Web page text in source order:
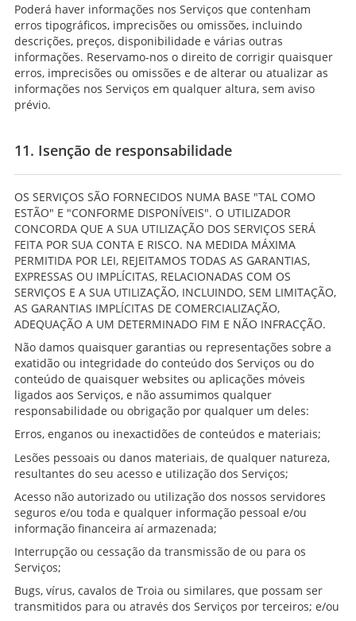
Poderá haver informações nos Serviços que contenham
erros tipográficos, imprecisões ou omissões, incluindo
descrições, preços, disponibilidade e várias outras
informações. Reservamo-nos o direito de corrigir quaisquer
erros, imprecisões ou omissões e de alterar ou atualizar as
informações nos Serviços em qualquer altura, sem aviso
prévio.
11. Isenção de responsabilidade
OS SERVIÇOS SÃO FORNECIDOS NUMA BASE "TAL COMO
ESTÃO" E "CONFORME DISPONÍVEIS". O UTILIZADOR
CONCORDA QUE A SUA UTILIZAÇÃO DOS SERVIÇOS SERÁ
FEITA POR SUA CONTA E RISCO. NA MEDIDA MÁXIMA
PERMITIDA POR LEI, REJEITAMOS TODAS AS GARANTIAS,
EXPRESSAS OU IMPLÍCITAS, RELACIONADAS COM OS
SERVIÇOS E A SUA UTILIZAÇÃO, INCLUINDO, SEM LIMITAÇÃO,
AS GARANTIAS IMPLÍCITAS DE COMERCIALIZAÇÃO,
ADEQUAÇÃO A UM DETERMINADO FIM E NÃO INFRACÇÃO.
Não damos quaisquer garantias ou representações sobre a
exatidão ou integridade do conteúdo dos Serviços ou do
conteúdo de quaisquer websites ou aplicações móveis
ligados aos Serviços, e não assumimos qualquer
responsabilidade ou obrigação por qualquer um deles:
Erros, enganos ou inexactidões de conteúdos e materiais;
Lesões pessoais ou danos materiais, de qualquer natureza,
resultantes do seu acesso e utilização dos Serviços;
Acesso não autorizado ou utilização dos nossos servidores
seguros e/ou toda e qualquer informação pessoal e/ou
informação financeira aí armazenada;
Interrupção ou cessação da transmissão de ou para os
Serviços;
Bugs, vírus, cavalos de Troia ou similares, que possam ser
transmitidos para ou através dos Serviços por terceiros; e/ou